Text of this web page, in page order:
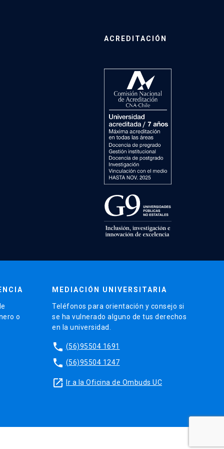
ACREDITACIÓN
o
MEDIACIÓN UNIVERSITARIA
Teléfonos para orientación y consejo si
se ha vulnerado alguno de tus derechos
en la universidad.
phone (56)95504 1691
phone (56)95504 1247
launch Ir a la Oficina de Ombuds UC